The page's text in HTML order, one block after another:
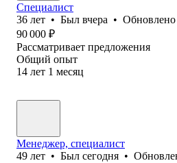
Специалист
36 лет • Был вчера • Обновлено
90 000 ₽
Рассматривает предложения
Общий опыт
14 лет 1 месяц
Менеджер, специалист
49 лет • Был сегодня •